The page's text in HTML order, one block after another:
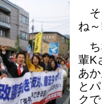
そ
ね
ち
輩K
あ
と
ク